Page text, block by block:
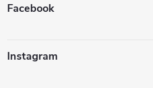
Facebook
Instagram